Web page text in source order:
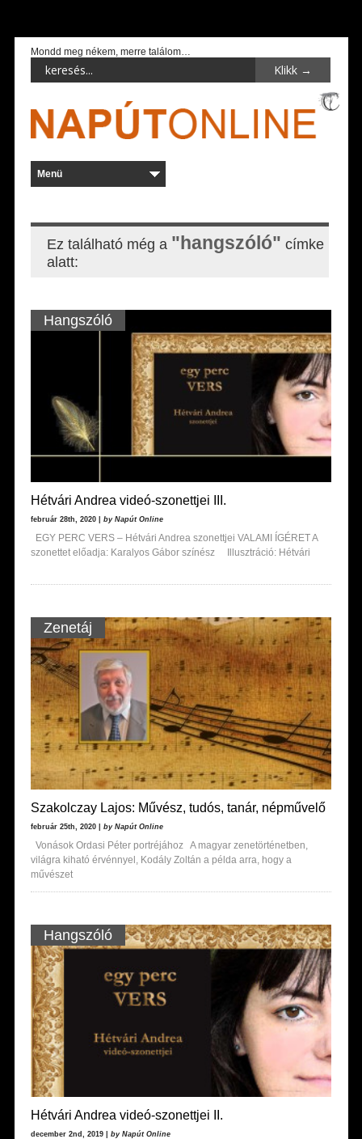
Mondd meg nékem, merre találom…
Ez található még a "hangszóló" címke
alatt:
Hangszóló
Hétvári Andrea videó-szonettjei III.
február 28th, 2020 | by Napút Online
EGY PERC VERS – Hétvári Andrea szonettjei VALAMI ÍGÉRET A
szonettet előadja: Karalyos Gábor színész Illusztráció: Hétvári
Zenetáj
Szakolczay Lajos: Művész, tudós, tanár, népművelő
február 25th, 2020 | by Napút Online
Vonások Ordasi Péter portréjához A magyar zenetörténetben,
világra kiható érvénnyel, Kodály Zoltán a példa arra, hogy a
művészet
Hangszóló
Hétvári Andrea videó-szonettjei II.
december 2nd, 2019 | by Napút Online